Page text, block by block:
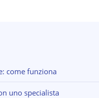
come funziona
uno specialista